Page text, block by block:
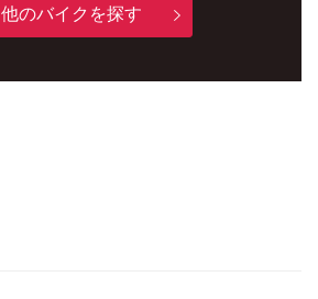
他のバイクを探す